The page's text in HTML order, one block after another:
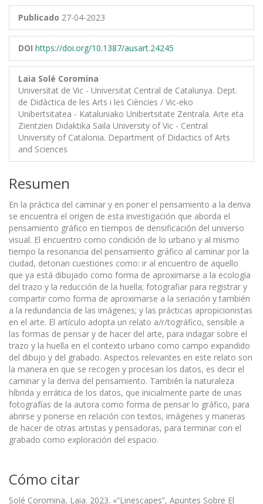
Publicado 27-04-2023
DOI https://doi.org/10.1387/ausart.24245
Laia Solé Coromina
Universitat de Vic - Universitat Central de Catalunya. Dept.
de Didàctica de les Arts i les Ciències / Vic-eko
Unibertsitatea - Kataluniako Unibertsitate Zentrala. Arte eta
Zientzien Didaktika Saila University of Vic - Central
University of Catalonia. Department of Didactics of Arts
and Sciences
Resumen
En la práctica del caminar y en poner el pensamiento a la deriva
se encuentra el origen de esta investigación que aborda el
pensamiento gráfico en tiempos de densificación del universo
visual. El encuentro como condición de lo urbano y al mismo
tiempo la resonancia del pensamiento gráfico al caminar por la
ciudad, detonan cuestiones como: ir al encuentro de aquello
que ya está dibujado como forma de aproximarse a la ecología
del trazo y la reducción de la huella; fotografiar para registrar y
compartir como forma de aproximarse a la seriación y también
a la redundancia de las imágenes; y las prácticas apropicionistas
en el arte. El artículo adopta un relato a/r/tográfico, sensible a
las formas de pensar y de hacer del arte, para indagar sobre el
trazo y la huella en el contexto urbano como campo expandido
del dibujo y del grabado. Aspectos relevantes en este relato son
la manera en que se recogen y procesan los datos, es decir el
caminar y la deriva del pensamiento. También la naturaleza
híbrida y errática de los datos, que inicialmente parte de unas
fotografías de la autora como forma de pensar lo gráfico, para
abrirse y ponerse en relación con textos, imágenes y maneras
de hacer de otras artistas y pensadoras, para terminar con el
grabado como exploración del espacio.
Cómo citar
Solé Coromina, Laia. 2023. «“Linescapes”, Apuntes Sobre El